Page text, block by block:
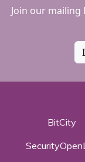
Join our
BitCity